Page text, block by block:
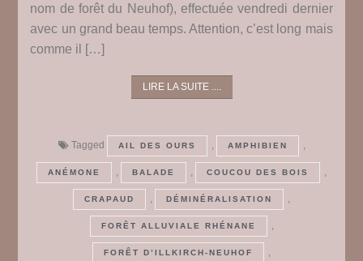
nom de forêt du Neuhof), effectuée vendredi dernier
avec un grand beau temps. Attention, c’est long mais
comme il […]
LIRE LA SUITE ....
Tagged AIL DES OURS , AMPHIBIEN ,
ANÉMONE , BALADE , COUCOU DES BOIS ,
CRAPAUD , DÉMINÉRALISATION ,
FORÊT ALLUVIALE RHÉNANE ,
FORÊT D’ILLKIRCH-NEUHOF ,